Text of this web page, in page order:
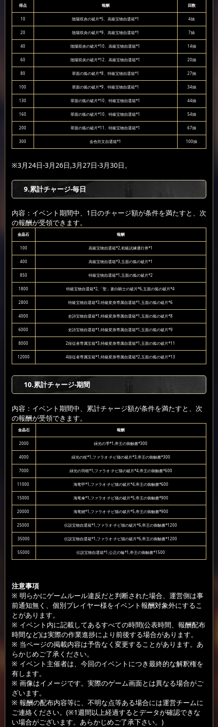
得点 報酬 回数
10 陰陽双炎の破片*5、高級宝物自選箱*1 4抽
20 陰陽双炎の破片*9、高級宝物自選箱*1 7抽
40 陰陽双炎の破片*10、高級宝物自選箱*1 14抽
60 陰陽双炎の破片*12、高級宝物自選箱*1 20抽
80 翠面の狐の破片*8、特級宝物自選箱*1 27抽
100 翠面の狐の破片*9、特級宝物自選箱*1 34抽
130 翠面の狐の破片*10、特級宝物自選箱*1 44抽
160 翠面の狐の破片*10、特級宝物自選箱*1 54抽
200 翠面の狐の破片*11、特級宝物自選箱*1 67抽
300 金色符文自選箱*1 100抽
※3月24日-3月26日,3月27日-3月30日。
9.累計チャージ-毎日
内容：イベント期間中、1日のチャージ額が条件を満たすと、次
の報酬が受領できます。
金晶石 報酬
100 高級宝物自選箱*2,初級試練通行券*1
400 高級宝物自選箱*3,玉面の狐の破片*1
850 特級宝物自選箱*1,玉面の狐の破片*2
1800 特級宝物自選箱*2,「聖」蒼白騎士の破片*6,玉面の狐の破片*4
2800 特級宝物自選箱*3,特級変身専属自選箱*1,玉面の狐の破片*6
4000 史詩宝物自選箱*1,特級変身専属自選箱*1,玉面の狐の破片*8
6000 史詩宝物自選箱*1,特級変身専属自選箱*1,玉面の狐の破片*9
8000 2段従者専属宝箱*3,特級変身専属自選箱*1,玉面の狐の破片*11
12000 4段従者専属宝箱*1,特級変身専属自選箱*2,玉面の狐の破片*13
10.累計チャージ-期間
内容：イベント期間中、累計チャージ額が条件を満たすと、次
の報酬が受領できます。
金晶石 報酬
2000 緑光の雫*1,帝王の御触書*300
4000 緑光の杖*1,ファラオ·チビ猫の破片*3,帝王の御触書*300
7000 緑光の羽根*1,ファラオ·チビ猫の破片*4,帝王の御触書*600
11000 海竜甲*1,ファラオ·チビ猫の破片*4,帝王の御触書*600
15000 海竜傘*1,ファラオ·チビ猫の破片*5,帝王の御触書*900
20000 海竜鰭*1,ファラオ·チビ猫の破片*5,帝王の御触書*900
25000 伝説宝物自選箱*1,ファラオ·チビ猫の破片*6,帝王の御触書*1200
35000 伝説宝物自選箱*1,ファラオ·チビ猫の破片*6,帝王の御触書*1200
55000 伝説宝物自選箱*1,公正の輪*1,帝王の御触書*1500
注意事項
※ 明らかにゲームルール違反だと判断された場合、運営側は事
前通知無く、個別プレイヤー様をイベント報酬対象外にするこ
とがあります。
※ イベント内に記載してあるすべての時間(公表時間、報酬配布
時間など)は実際の作業進捗により前後する場合があります。
※ 当ページの掲載内容は予告なく変更することがあります。あ
らかじめご了承ください。
※ イベント主催者は、今回のイベントにつき最終的な解釈権を
有します。
※ 画像はイメージです。実際のゲーム画面とは異なる場合がご
ざいます。
※ 報酬の配布内容等に、不明な点等ある場合には運営チームに
ご連絡ください。(※1週間以上経過するとデータが確認できな
い場合がございます。あらかじめご了承下さい。)